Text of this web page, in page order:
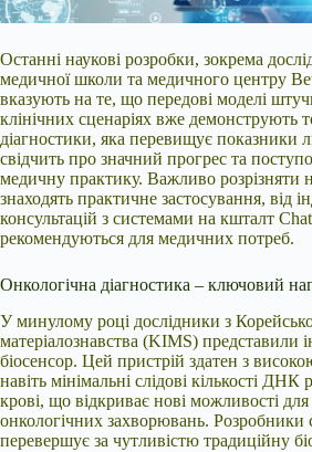
Останні наукові розробки, зокрема
медичної школи та медичного центру
вказують на те, що передові моделі
клінічних сценаріях вже демонструють
діагностики, яка перевищує показники
свідчить про значний прогрес та
медичну практику. Важливо розрізняти
знаходять практичне застосування, від
консультацій з системами на кшталт
рекомендуються для медичних потреб.
Онкологічна діагностика – ключовий
У минулому році дослідники з
матеріалознавства (KIMS) представили
біосенсор. Цей пристрій здатен з
навіть мінімальні слідові кількості ДНК
крові, що відкриває нові можливості для
онкологічних захворювань.
перевершує за чутливістю традиційну